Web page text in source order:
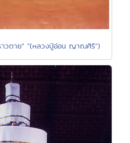
าวตาย" "(หลวงปู่อ่อน ญาณศิริ")